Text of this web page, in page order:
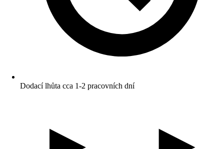
Dodací lhůta cca 1-2 pracovních dní